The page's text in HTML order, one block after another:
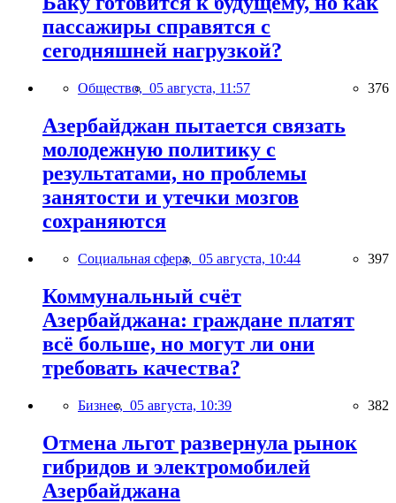
пассажиры справятся с
сегодняшней нагрузкой?
Общество, 05 августа, 11:57 376
Азербайджан пытается связать
молодежную политику с
результатами, но проблемы
занятости и утечки мозгов
сохраняются
Социальная сфера, 05 августа, 10:44 397
Коммунальный счёт
Азербайджана: граждане платят
всё больше, но могут ли они
требовать качества?
Бизнес, 05 августа, 10:39 382
Отмена льгот развернула рынок
гибридов и электромобилей
Азербайджана